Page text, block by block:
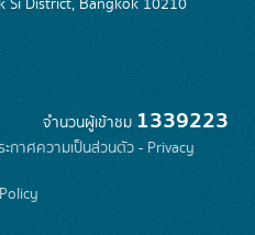
Si District, Bangkok 10210
จำนวนผู้เข้าชม 1339223
าศความเป็นส่วนตัว - Privacy